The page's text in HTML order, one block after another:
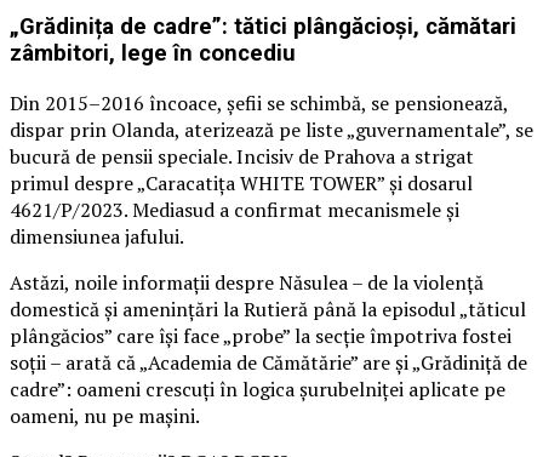
„Grădinița de cadre”: tătici plângăcioși, cămătari
zâmbitori, lege în concediu
Din 2015–2016 încoace, șefii se schimbă, se pensionează,
dispar prin Olanda, aterizează pe liste „guvernamentale”, se
bucură de pensii speciale. Incisiv de Prahova a strigat
primul despre „Caracatița WHITE TOWER” și dosarul
4621/P/2023. Mediasud a confirmat mecanismele și
dimensiunea jafului.
Astăzi, noile informații despre Năsulea – de la violență
domestică și amenințări la Rutieră până la episodul „tăticul
plângăcios” care își face „probe” la secție împotriva fostei
soții – arată că „Academia de Cămătărie” are și „Grădiniță de
cadre”: oameni crescuți în logica șurubelniței aplicate pe
oameni, nu pe mașini.